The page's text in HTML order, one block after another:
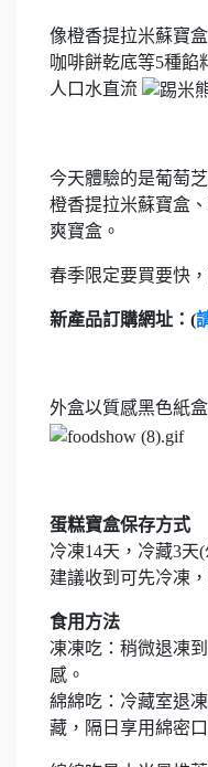
像橙香提拉米蘇寶
咖啡餅乾底等5種餡
人口水直流
今天體驗的是葡萄
橙香提拉米蘇寶盒
爽寶盒。
春季限定要買要快
新產品訂購網址：(
外盒以質感黑色紙
蛋糕寶盒保存方式
冷凍14天，冷藏3天
建議收到可先冷凍
食用方法
凍凍吃：稍微退凍
感。
綿綿吃：冷藏室退
藏，隔日享用綿密口